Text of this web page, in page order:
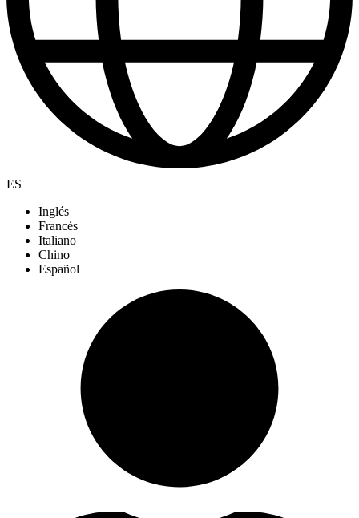
ES
Inglés
Francés
Italiano
Chino
Español